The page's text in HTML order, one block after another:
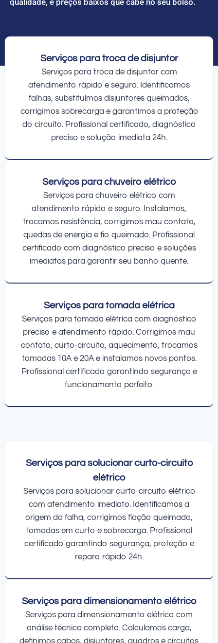
Serviços para troca de disjuntor
Serviços para troca de disjuntor com
atendimento rápido e seguro. Identificamos
falhas, substituímos disjuntores queimados,
corrigimos sobrecarga e garantimos a proteção
do circuito. Profissional certificado, diagnóstico
preciso e solução imediata 24h.
Serviços para chuveiro elétrico
Serviços para chuveiro elétrico com
atendimento rápido e seguro. Instalamos,
trocamos resistência, corrigimos mau contato,
quedas de energia e fio queimado. Profissional
certificado com diagnóstico preciso e soluções
imediatas para garantir seu banho quente.
Serviços para tomada elétrica
Serviços para tomada elétrica com diagnóstico
preciso e atendimento rápido. Corrigimos mau
contato, curto-circuito, aquecimento, trocamos
tomadas 10A e 20A e instalamos novos pontos.
Profissional certificado garantindo segurança e
funcionamento perfeito.
Serviços para solucionar curto-circuito
elétrico
Serviços para solucionar curto-circuito elétrico
com atendimento imediato. Identificamos a
origem da falha, corrigimos fiação queimada,
tomadas em curto e sobrecarga. Profissional
certificado garantindo segurança, proteção e
reparo rápido 24h.
Serviços para dimensionamento elétrico
Serviços para dimensionamento elétrico com
análise técnica completa. Calculamos carga,
definimos cabos, disjuntores, quadros e circuitos